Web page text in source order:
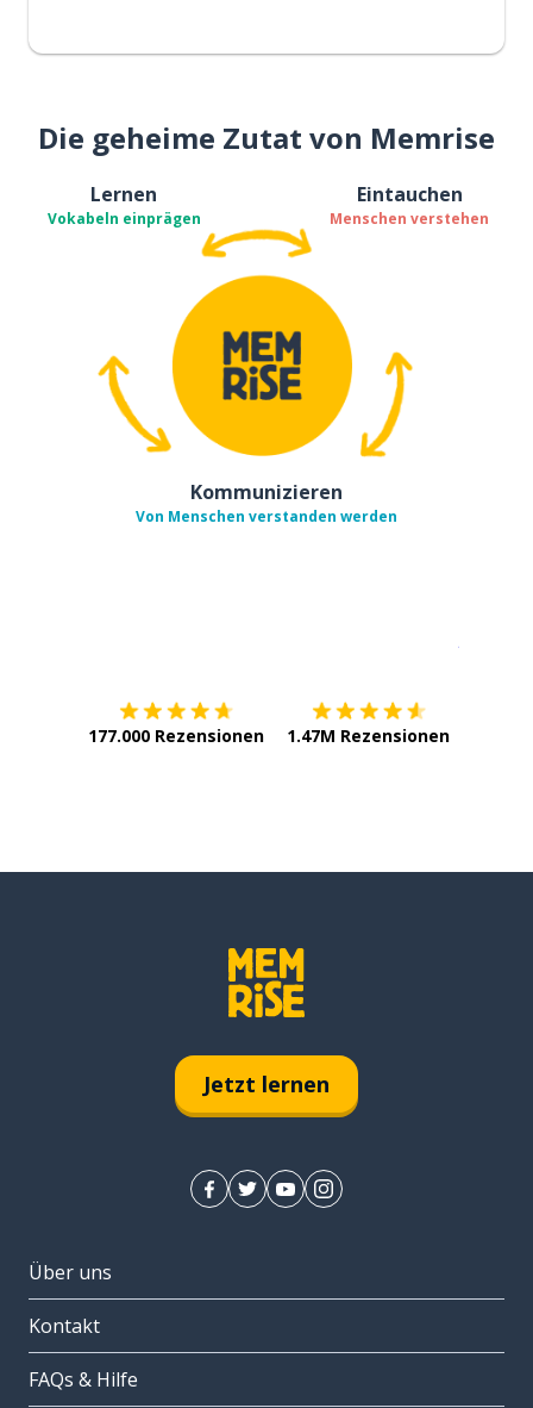
Die geheime Zutat von Memrise
Lernen
Vokabeln einprägen
Eintauchen
Menschen verstehen
Kommunizieren
Von Menschen verstanden werden
177.000 Rezensionen 1.47M Rezensionen
Jetzt lernen
Über uns
Kontakt
FAQs & Hilfe